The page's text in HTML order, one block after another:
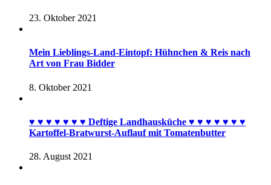
23. Oktober 2021
Mein Lieblings-Land-Eintopf: Hühnchen & Reis nach
Art von Frau Bidder
8. Oktober 2021
♥︎ ♥︎ ♥︎ ♥︎ ♥︎ ♥︎ ♥︎ Deftige Landhausküche ♥︎ ♥︎ ♥︎ ♥︎ ♥︎ ♥︎ ♥︎
Kartoffel-Bratwurst-Auflauf mit Tomatenbutter
28. August 2021